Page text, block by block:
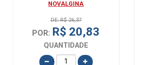
NOVALGINA
DE: R$ 26,37
POR: R$ 20,83
QUANTIDADE